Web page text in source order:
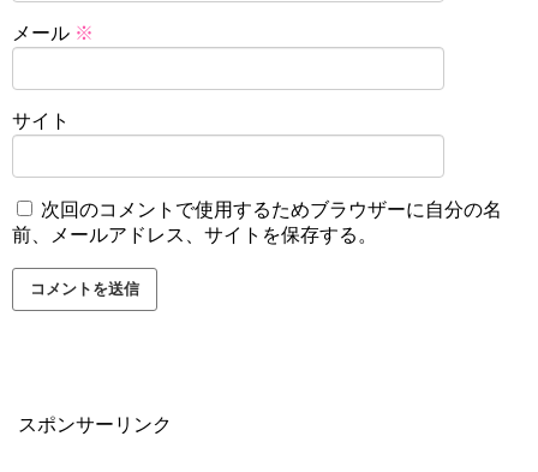
メール ※
サイト
次回のコメントで使用するためブラウザーに自分の名
前、メールアドレス、サイトを保存する。
スポンサーリンク